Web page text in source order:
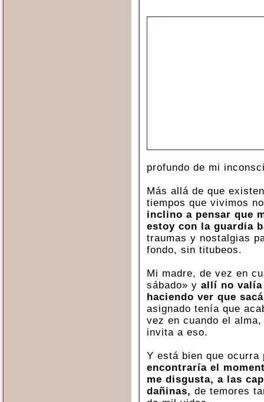
profundo de mi
Más allá de que
tiempos que vivimos
inclino a pensar que
estoy con la guardia
traumas y nostalgias
fondo, sin titubeos.
Mi madre, de vez en
sábado» y allí no valía
haciendo ver que
asignado tenía que
vez en cuando el
invita a eso.
Y está bien que
encontraría el
me disgusta, a las
dañinas, de temores